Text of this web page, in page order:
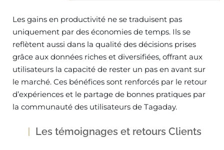
Les gains en productivité ne se traduisent pas
uniquement par des économies de temps. Ils se
reflètent aussi dans la qualité des décisions prises
grâce aux données riches et diversifiées, offrant aux
utilisateurs la capacité de rester un pas en avant sur
le marché. Ces bénéfices sont renforcés par le retour
d’expériences et le partage de bonnes pratiques par
la communauté des utilisateurs de Tagaday.
Les témoignages et retours Clients